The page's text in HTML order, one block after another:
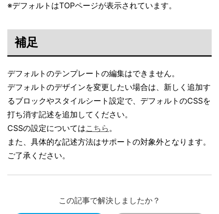
※デフォルトはTOPページが表示されています。
補足
デフォルトのテンプレートの編集はできません。
デフォルトのデザインを変更したい場合は、新しく追加す
るブロックやスタイルシート設定で、デフォルトのCSSを
打ち消す記述を追加してください。
CSSの設定についてはこちら。
また、具体的な記述方法はサポートの対象外となります。
ご了承ください。
この記事で解決しましたか？